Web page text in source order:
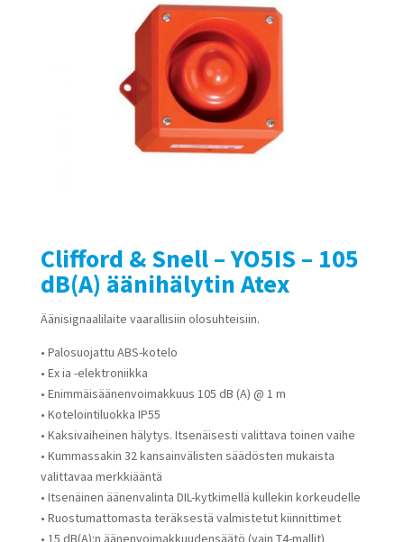
Clifford & Snell – YO5IS – 105
dB(A) äänihälytin Atex
Äänisignaalilaite vaarallisiin olosuhteisiin.
• Palosuojattu ABS-kotelo
• Ex ia -elektroniikka
• Enimmäisäänenvoimakkuus 105 dB (A) @ 1 m
• Kotelointiluokka IP55
• Kaksivaiheinen hälytys. Itsenäisesti valittava toinen vaihe
• Kummassakin 32 kansainvälisten säädösten mukaista
valittavaa merkkiääntä
• Itsenäinen äänenvalinta DIL-kytkimellä kullekin korkeudelle
• Ruostumattomasta teräksestä valmistetut kiinnittimet
• 15 dB(A):n äänenvoimakkuudensäätö (vain T4-mallit)